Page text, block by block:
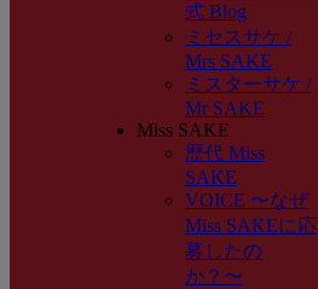
式 Blog
ミセスサケ /
Mrs SAKE
ミスターサケ /
Mr SAKE
Miss SAKE
歴代 Miss
SAKE
VOICE 〜なぜ
Miss SAKEに応
募したの
か？〜